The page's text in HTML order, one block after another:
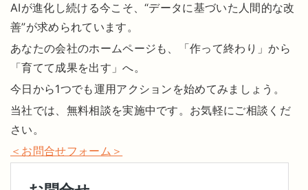
AIが進化し続ける今こそ、“データに基づいた人間的な改
善”が求められています。
あなたの会社のホームページも、「作って終わり」から
「育てて成果を出す」へ。
今日から1つでも運用アクションを始めてみましょう。
当社では、無料相談を実施中です。お気軽にご相談くだ
さい。
＜お問合せフォーム＞